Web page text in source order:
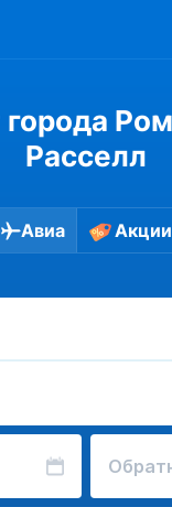
Расселл
Авиа Акции